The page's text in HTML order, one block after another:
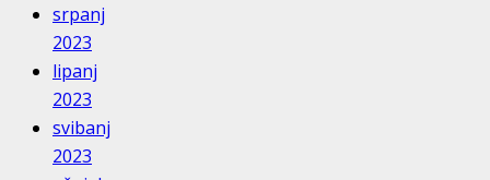
srpanj
2023
lipanj
2023
svibanj
2023